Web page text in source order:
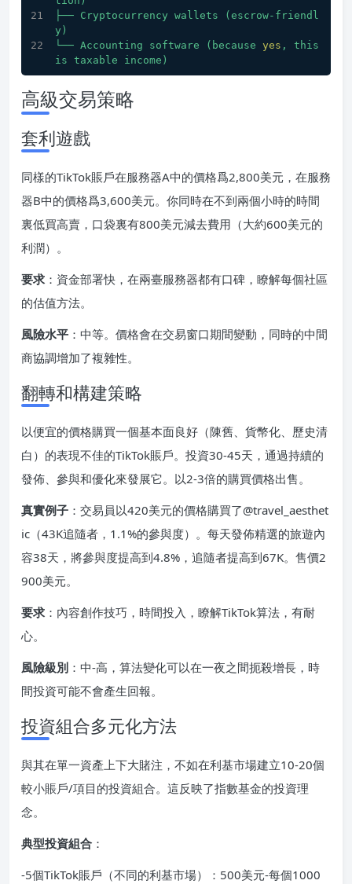
├── Cryptocurrency wallets
(escrow-friendl
y)
└── Accounting software (because yes ,
this
is taxable income)
高級交易策略
套利遊戲
同樣的TikTok賬戶在服務器A中的價格爲2,800美元，在服務
器B中的價格爲3,600美元。你同時在不到兩個小時的時間
裏低買高賣，口袋裏有800美元減去費用（大約600美元的
利潤）。
要求 ：資金部署快，在兩臺服務器都有口碑，瞭解每個社區
的估值方法。
風險水平 ：中等。價格會在交易窗口期間變動，同時的中間
商協調增加了複雜性。
翻轉和構建策略
以便宜的價格購買一個基本面良好（陳舊、貨幣化、歷史清
白）的表現不佳的TikTok賬戶。投資30-45天，通過持續的
發佈、參與和優化來發展它。以2-3倍的購買價格出售。
真實例子 ：交易員以420美元的價格購買了@travel_aesthet
ic（43K追隨者，1.1%的參與度）。每天發佈精選的旅遊內
容38天，將參與度提高到4.8%，追隨者提高到67K。售價2
900美元。
要求 ：內容創作技巧，時間投入，瞭解TikTok算法，有耐
心。
風險級別 ：中-高，算法變化可以在一夜之間扼殺增長，時
間投資可能不會產生回報。
投資組合多元化方法
與其在單一資產上下大賭注，不如在利基市場建立10-20個
較小賬戶/項目的投資組合。這反映了指數基金的投資理
念。
典型投資組合 ：
-5個TikTok賬戶（不同的利基市場）：500美元-每個1000